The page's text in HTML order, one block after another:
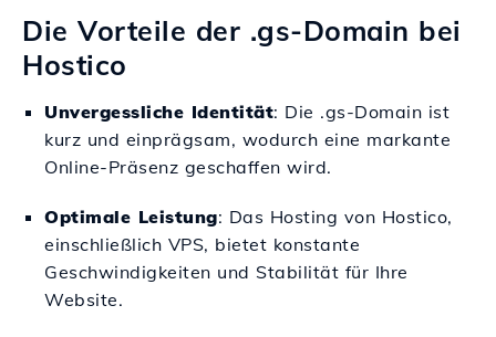
Die Vorteile der .gs-Domain bei
Hostico
Unvergessliche Identität: Die .gs-Domain ist
kurz und einprägsam, wodurch eine markante
Online-Präsenz geschaffen wird.
Optimale Leistung: Das Hosting von Hostico,
einschließlich VPS, bietet konstante
Geschwindigkeiten und Stabilität für Ihre
Website.